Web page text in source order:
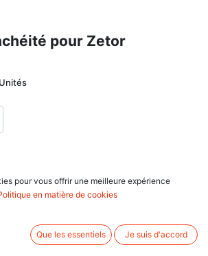
pour Zetor
Unités
produits:
pour vous offrir une meilleure expérience
en matière de cookies
Que les essentiels Je suis d'accord